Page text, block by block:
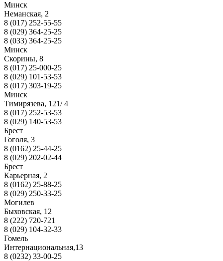
Минск
Неманская, 2
8 (017) 252-55-55
8 (029) 364-25-25
8 (033) 364-25-25
Минск
Скорины, 8
8 (017) 25-000-25
8 (029) 101-53-53
8 (017) 303-19-25
Минск
Тимирязева, 121/ 4
8 (017) 252-53-53
8 (029) 140-53-53
Брест
Гоголя, 3
8 (0162) 25-44-25
8 (029) 202-02-44
Брест
Карьерная, 2
8 (0162) 25-88-25
8 (029) 250-33-25
Могилев
Быховская, 12
8 (222) 720-721
8 (029) 104-32-33
Гомель
Интернациональная,13
8 (0232) 33-00-25